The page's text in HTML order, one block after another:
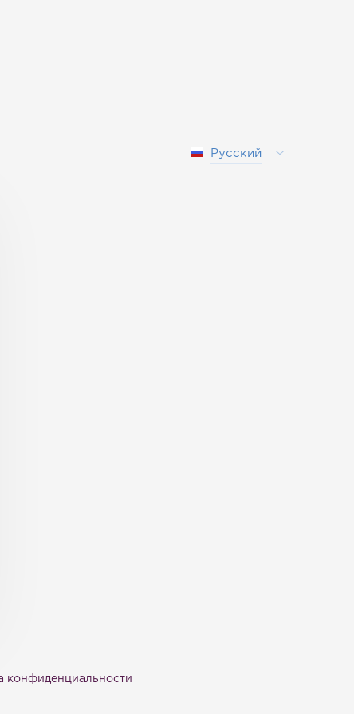
Русский
конфиденциальности